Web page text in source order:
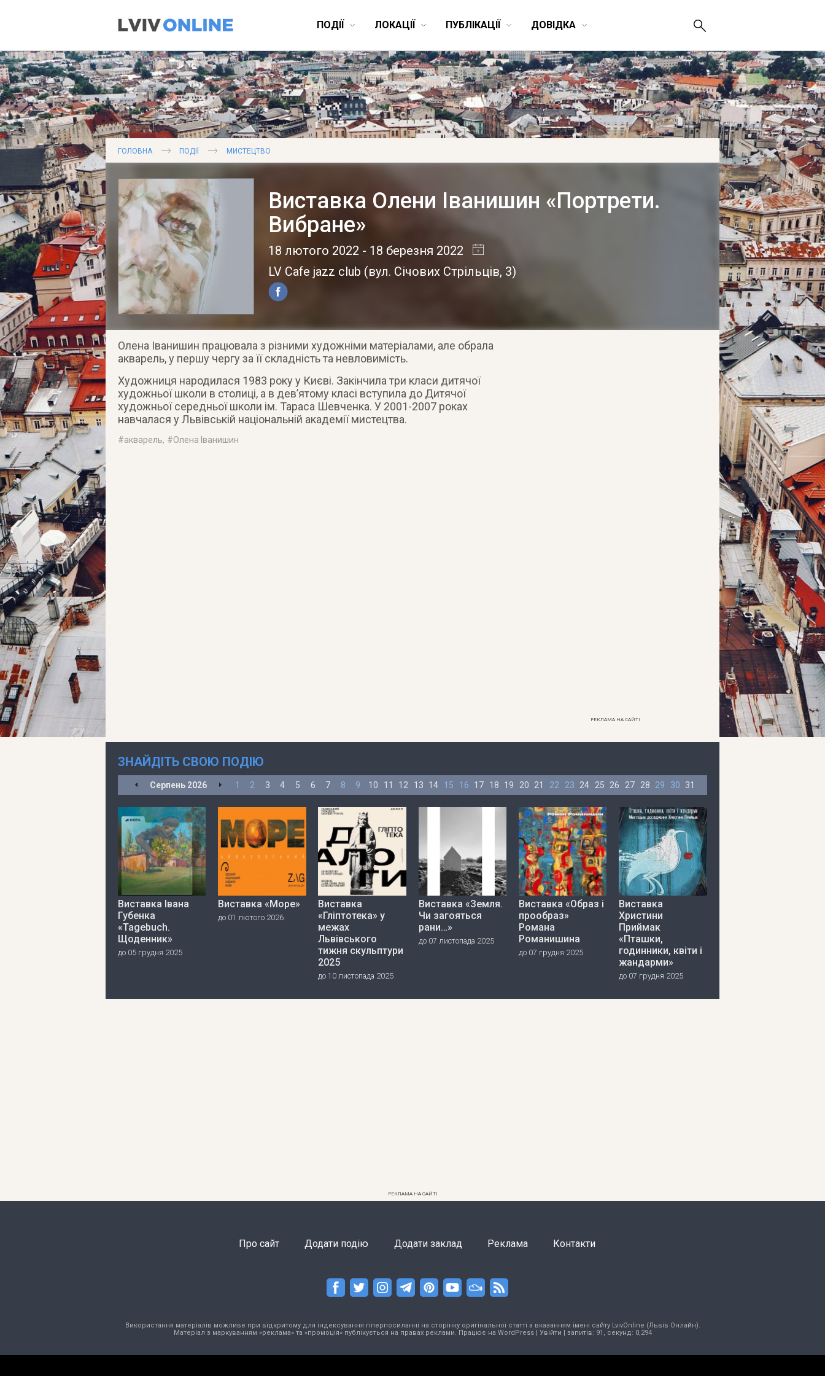
ПОДІЇ ЛОКАЦІЇ ПУБЛІКАЦІЇ ДОВІДКА
ГОЛОВНА ПОДІЇ МИСТЕЦТВО
Виставка Олени Іванишин «Портрети.
Вибране»
18 лютого 2022 - 18 березня 2022
LV Cafe jazz club (вул. Січових Стрільців, 3)
Олена Іванишин працювала з різними художніми матеріалами, але обрала
акварель, у першу чергу за її складність та невловимість.
Художниця народилася 1983 року у Києві. Закінчила три класи дитячої
художньої школи в столиці, а в дев’ятому класі вступила до Дитячої
художньої середньої школи ім. Тараса Шевченка. У 2001-2007 роках
навчалася у Львівській національній академії мистецтва.
#акварель, #Олена Іванишин
РЕКЛАМА НА САЙТІ
ЗНАЙДІТЬ СВОЮ ПОДІЮ
Серпень 2026 1 2 3 4 5 6 7 8 9 10 11 12 13 14 15 16 17 18 19 20 21 22 23 24 25 26 27 28 29 30 31
Виставка Івана
Губенка
«Tagebuch.
Щоденник»
до 05 грудня 2025
Виставка «Море»
до 01 лютого 2026
Виставка
«Гліптотека» у
межах
Львівського
тижня скульптури
2025
до 10 листопада 2025
Виставка «Земля.
Чи загояться
рани…»
до 07 листопада 2025
Виставка «Образ і
прообраз»
Романа
Романишина
до 07 грудня 2025
Виставка
Христини
Приймак
«Пташки,
годинники, квіти і
жандарми»
до 07 грудня 2025
РЕКЛАМА НА САЙТІ
Про сайт Додати подію Додати заклад Реклама Контакти
Використання матеріалів можливе при відкритому для індексування гіперпосиланні на сторінку оригінальної статті з вказанням імені сайту LvivOnline (Львів Онлайн).
Матеріал з маркуванням «реклама» та «промоція» публікується на правах реклами. Працює на WordPress| Увійти | запитів: 91, секунд: 0,294